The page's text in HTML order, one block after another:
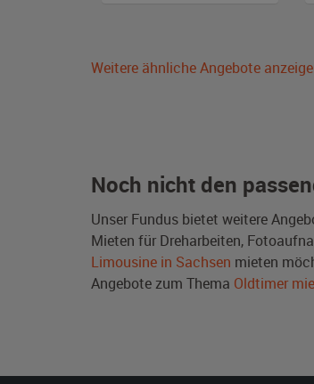
Weitere ähnliche Angebote
Noch nicht den
Unser Fundus bietet weitere
Mieten für Dreharbeiten,
Limousine in Sachsen mieten
Angebote zum Thema Oldtimer